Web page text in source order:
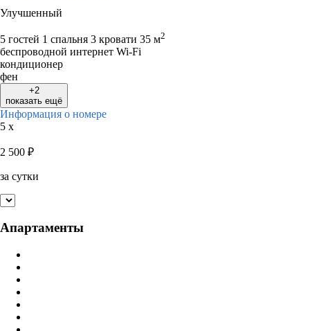
Улучшенный
5 гостей 1 спальня 3 кровати 35 м2
беспроводной интернет Wi-Fi
кондиционер
фен
+2
показать ещё
Информация о номере
5 x
2 500 ₽
за сутки
Апартаменты